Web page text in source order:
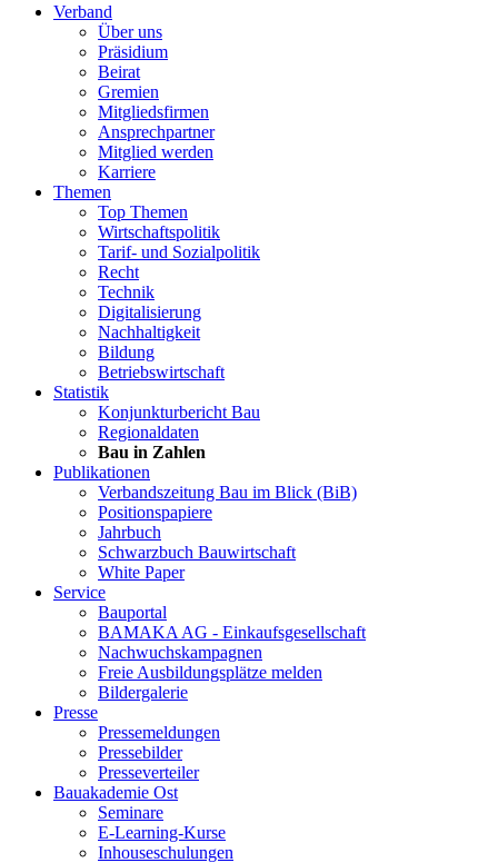
Verband
Über uns
Präsidium
Beirat
Gremien
Mitgliedsfirmen
Ansprechpartner
Mitglied werden
Karriere
Themen
Top Themen
Wirtschaftspolitik
Tarif- und Sozialpolitik
Recht
Technik
Digitalisierung
Nachhaltigkeit
Bildung
Betriebswirtschaft
Statistik
Konjunkturbericht Bau
Regionaldaten
Bau in Zahlen
Publikationen
Verbandszeitung Bau im Blick (BiB)
Positionspapiere
Jahrbuch
Schwarzbuch Bauwirtschaft
White Paper
Service
Bauportal
BAMAKA AG - Einkaufsgesellschaft
Nachwuchskampagnen
Freie Ausbildungsplätze melden
Bildergalerie
Presse
Pressemeldungen
Pressebilder
Presseverteiler
Bauakademie Ost
Seminare
E-Learning-Kurse
Inhouseschulungen